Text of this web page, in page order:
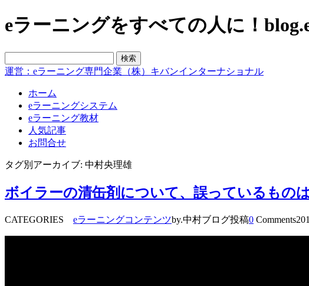
eラーニングをすべての人に！
運営：eラーニング専門企業（株）キバンインターナショナル
ホーム
eラーニングシステム
eラーニング教材
人気記事
お問合せ
タグ別アーカイブ: 中村央理雄
ボイラーの清缶剤について、誤っているもの
CATEGORIES eラーニングコンテンツby.中村ブログ投稿0 Comments